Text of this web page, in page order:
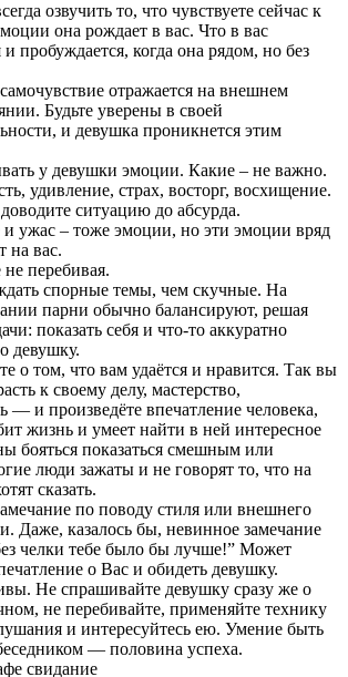
озвучить то, что чувствуете сейчас к
она рождает в вас. Что в вас
пробуждается, когда она рядом, но без
отражается на внешнем
Будьте уверены в своей
и девушка проникнется этим
у девушки эмоции. Какие – не важно.
удивление, страх, восторг, восхищение.
ситуацию до абсурда.
ужас – тоже эмоции, но эти эмоции вряд
на вас.
перебивая.
спорные темы, чем скучные. На
парни обычно балансируют, решая
показать себя и что-то аккуратно
девушку.
о том, что вам удаётся и нравится. Так вы
к своему делу, мастерство,
— и произведёте впечатление человека,
жизнь и умеет найти в ней интересное
бояться показаться смешным или
люди зажаты и не говорят то, что на
сказать.
по поводу стиля или внешнего
Даже, казалось бы, невинное замечание
челки тебе было бы лучше!” Может
о Вас и обидеть девушку.
Не спрашивайте девушку сразу же о
не перебивайте, применяйте технику
и интересуйтесь ею. Умение быть
— половина успеха.